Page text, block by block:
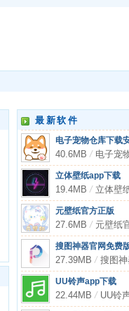
最新软件
电子宠物仓库下载
40.6MB/ 电子宠
立体壁纸app下载
19.4MB/ 立体壁
元壁纸官方正版
27.6MB/ 元壁纸
搜图神器官网免费
27.39MB/ 搜图神
UU铃声app下载
22.44MB/ UU铃